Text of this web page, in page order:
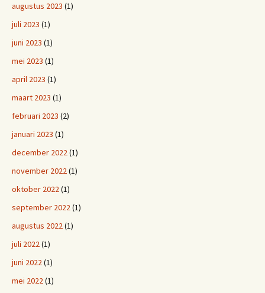
augustus 2023 (1)
juli 2023 (1)
juni 2023 (1)
mei 2023 (1)
april 2023 (1)
maart 2023 (1)
februari 2023 (2)
januari 2023 (1)
december 2022(1)
november 2022(1)
oktober 2022(1)
september 2022(1)
augustus 2022(1)
juli 2022(1)
juni 2022(1)
mei 2022(1)